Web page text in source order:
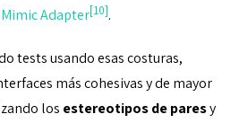
Mimic Adapter[10].
tests usando esas costuras,
más cohesivas y de mayor
los estereotipos de paresy